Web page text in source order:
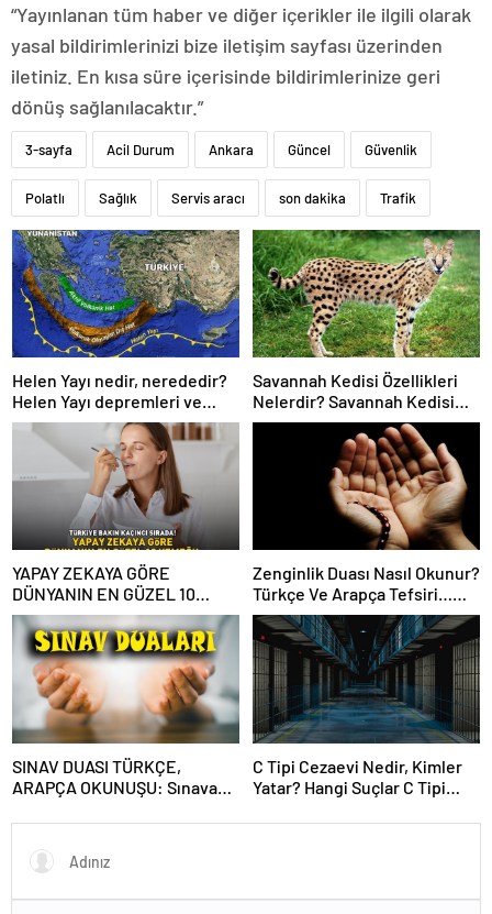
“Yayınlanan tüm haber ve diğer içerikler ile ilgili olarak
yasal bildirimlerinizi bize iletişim sayfası üzerinden
iletiniz. En kısa süre içerisinde bildirimlerinize geri
dönüş sağlanılacaktır.”
3-sayfa Acil Durum Ankara Güncel Güvenlik
Polatlı Sağlık Servis aracı son dakika Trafik
Helen Yayı nedir, nerededir?
Helen Yayı depremleri ve
tarihleri…
Savannah Kedisi Özellikleri
Nelerdir? Savannah Kedisi
Bakımı Nasıl Yapılır?
YAPAY ZEKAYA GÖRE
DÜNYANIN EN GÜZEL 10
YEMEĞİ! Türkiye bakın kaçıncı
sırada! İşte ChatGPT tek tek
sıraladı!
Zenginlik Duası Nasıl Okunur?
Türkçe Ve Arapça Tefsiri…
Zenginleşmek Ve Bereket
İçin Okunan Dua Hangisidir?
Zenginlik Duası Arapça
SINAV DUASI TÜRKÇE,
ARAPÇA OKUNUŞU: Sınava
okunacak dualar neler?
C Tipi Cezaevi Nedir, Kimler
Yatar? Hangi Suçlar C Tipi